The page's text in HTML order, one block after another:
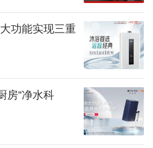
功能实现三重
房”净水科